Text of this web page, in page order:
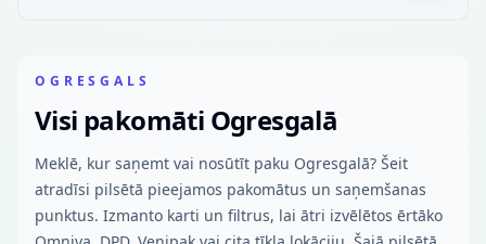
OGRESGALS
Visi pakomāti Ogresgalā
Meklē, kur saņemt vai nosūtīt paku Ogresgalā? Šeit
atradīsi pilsētā pieejamos pakomātus un saņemšanas
punktus. Izmanto karti un filtrus, lai ātri izvēlētos ērtāko